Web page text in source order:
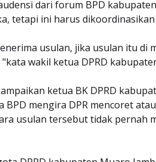
dari forum BPD
tetapi ini harus
usulan, jika usulan itu di
wakil ketua DPRD
ketua BK DPRD
BPD mengira DPR mencoret
usulan tersebut tidak pernah